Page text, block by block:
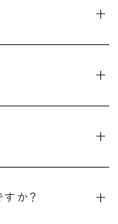
着や検討を重ね、ぜ
えるようなデザイン
う。
ーディネートの相性
すが、あえてアクセ
コンビネーション素
、以下のようなポイ
範囲で選ぶカップル
で価格が変わってま
が1.8%という結果で
か？